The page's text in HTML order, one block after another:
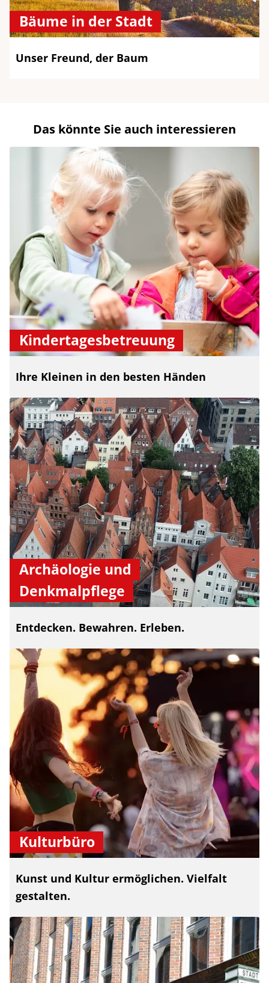
Bäume in der Stadt
Unser Freund, der Baum
Das könnte Sie auch interessieren
Kindertagesbetreuung
Ihre Kleinen in den besten Händen
Archäologie und
Denkmalpflege
Entdecken. Bewahren. Erleben.
Kulturbüro
Kunst und Kultur ermöglichen. Vielfalt
gestalten.